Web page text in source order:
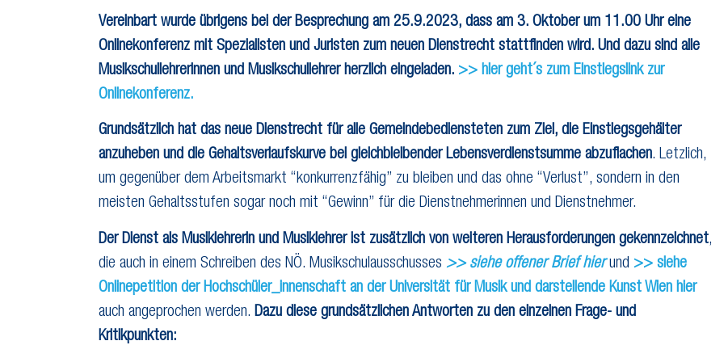
Vereinbart wurde übrigens bei der Besprechung am 25.9.2023, dass am 3. Oktober um 11.00 Uhr eine
Onlinekonferenz mit Spezialisten und Juristen zum neuen Dienstrecht stattfinden wird. Und dazu sind alle
Musikschullehrerinnen und Musikschullehrer herzlich eingeladen. >> hier geht´s zum Einstiegslink zur
Onlinekonferenz.
Grundsätzlich hat das neue Dienstrecht für alle Gemeindebediensteten zum Ziel, die Einstiegsgehälter
anzuheben und die Gehaltsverlaufskurve bei gleichbleibender Lebensverdienstsumme abzuflachen. Letzlich,
um gegenüber dem Arbeitsmarkt “konkurrenzfähig” zu bleiben und das ohne “Verlust”, sondern in den
meisten Gehaltsstufen sogar noch mit “Gewinn” für die Dienstnehmerinnen und Dienstnehmer.
Der Dienst als Musiklehrerin und Musiklehrer ist zusätzlich von weiteren Herausforderungen gekennzeichnet,
die auch in einem Schreiben des NÖ. Musikschulausschusses >> siehe offener Brief hierund >> siehe
Onlinepetition der Hochschüler_innenschaft an der Universität für Musik und darstellende Kunst Wien hier
auch angeprochen werden. Dazu diese grundsätzlichen Antworten zu den einzelnen Frage- und
Kritikpunkten: